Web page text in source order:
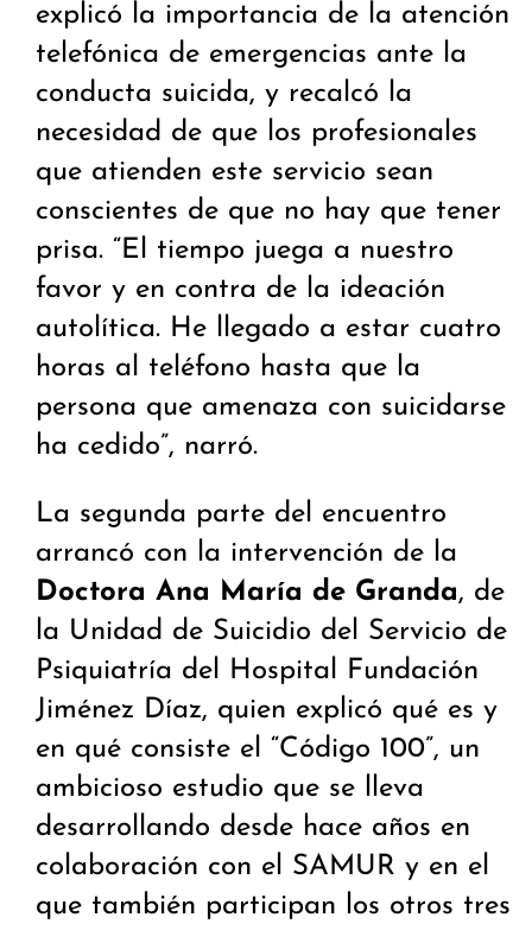
explicó la importancia de la atención
telefónica de emergencias ante la
conducta suicida, y recalcó la
necesidad de que los profesionales
que atienden este servicio sean
conscientes de que no hay que tener
prisa. “El tiempo juega a nuestro
favor y en contra de la ideación
autolítica. He llegado a estar cuatro
horas al teléfono hasta que la
persona que amenaza con suicidarse
ha cedido”, narró.
La segunda parte del encuentro
arrancó con la intervención de la
Doctora Ana María de Granda, de
la Unidad de Suicidio del Servicio de
Psiquiatría del Hospital Fundación
Jiménez Díaz, quien explicó qué es y
en qué consiste el “Código 100”, un
ambicioso estudio que se lleva
desarrollando desde hace años en
colaboración con el SAMUR y en el
que también participan los otros tres